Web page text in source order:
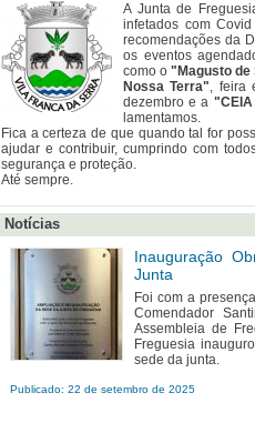
A Junta de
infetados com
recomendações da
os eventos
como o "Magusto de
Nossa Terra", feira
dezembro e a
lamentamos.
Fica a certeza de que quando tal for
ajudar e contribuir, cumprindo com
segurança e proteção.
Até sempre.
Notícias
Inauguração
Junta
Foi com a
Comendador
Assembleia de
Freguesia
sede da junta.
Publicado: 22 de setembro de 2025